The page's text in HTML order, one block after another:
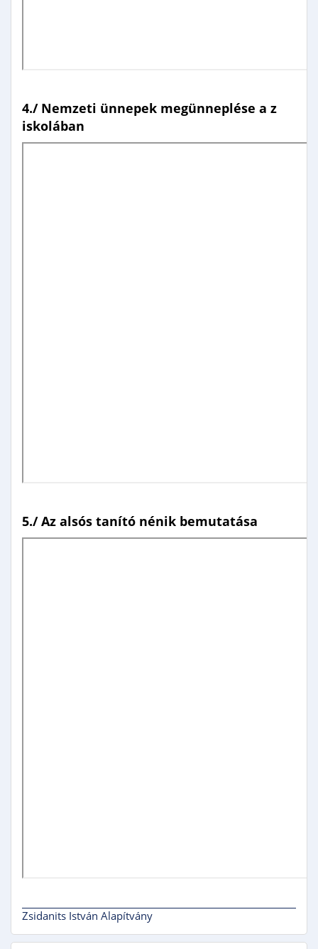
4./ Nemzeti ünnepek megünneplése a z
iskolában
5./ Az alsós tanító nénik bemutatása
Zsidanits István Alapítvány